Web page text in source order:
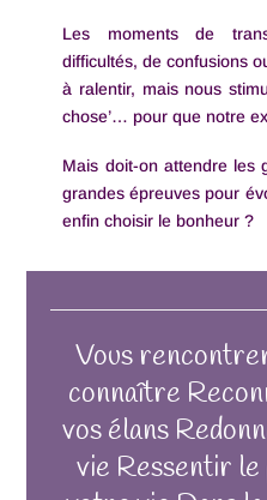
Les moments de
difficultés, de confusions
à ralentir, mais nous
chose’… pour que notre
Mais doit-on attendre les
grandes épreuves pour
enfin choisir le bonheur ?
Vous
connaître
vos élans
vie Ressentir